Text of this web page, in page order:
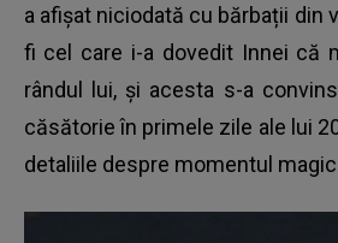
a afișat niciodată cu bărbații din
fi cel care i-a dovedit Innei că
rândul lui, și acesta s-a
căsătorie în primele zile ale lui
detaliile despre momentul magic